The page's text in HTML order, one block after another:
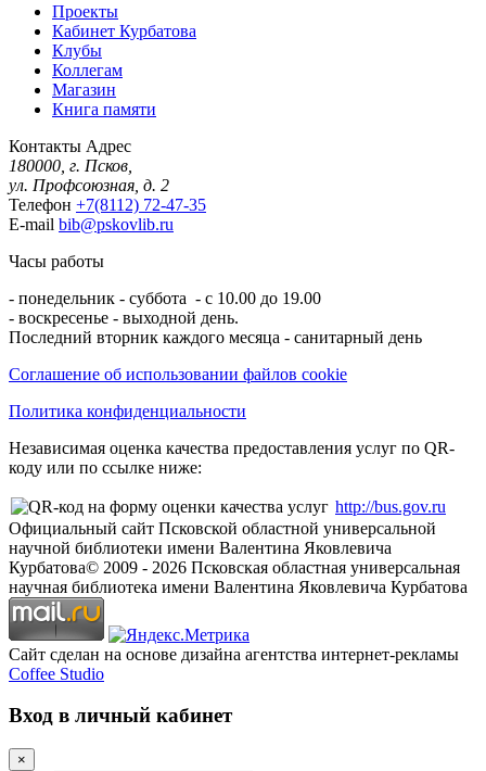
Проекты
Кабинет Курбатова
Клубы
Коллегам
Магазин
Книга памяти
Контакты Адрес
180000, г. Псков,
ул. Профсоюзная, д. 2
Телефон +7(8112) 72-47-35
E-mail bib@pskovlib.ru
Часы работы
- понедельник - суббота - с 10.00 до 19.00
- воскресенье - выходной день.
Последний вторник каждого месяца - санитарный день
Соглашение об использовании файлов cookie
Политика конфиденциальности
Независимая оценка качества предоставления услуг по QR-
коду или по ссылке ниже:
http://bus.gov.ru
Официальный сайт Псковской областной универсальной
научной библиотеки имени Валентина Яковлевича
Курбатова© 2009 - 2026 Псковская областная универсальная
научная библиотека имени Валентина Яковлевича Курбатова
Сайт сделан на основе дизайна агентства интернет-рекламы
Coffee Studio
Вход в личный кабинет
×